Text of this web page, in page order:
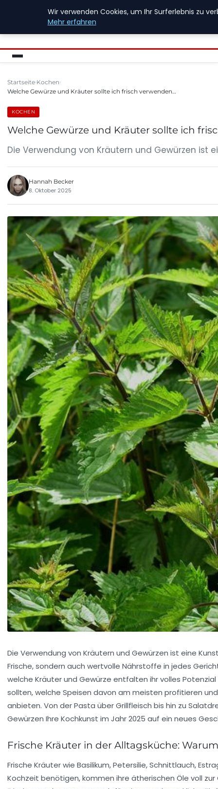
FIREWALLINFO
Startseite Kochen
Welche Gewürze und Kräuter sollte ich frisch verwenden…
KOCHEN
Welche Gewürze und Kräuter sollte ich
Die Verwendung von Kräutern und Gewürzen ist
Hannah Becker
8. Oktober 2025
Die Verwendung von Kräutern und Gewürzen ist eine
Frische, sondern auch wertvolle Nährstoffe in jedes
welche Kräuter und Gewürze entfalten ihr volles
sollten, welche Speisen davon am meisten profitieren
anbieten. Von der Pasta über Grillfleisch bis hin zu
Gewürzen Ihre Kochkunst im Jahr 2025 auf ein neues
Frische Kräuter in der Alltagsküche:
Frische Kräuter wie Basilikum, Petersilie, Schnittlauch,
Kochzeit benötigen, kommen ihre ätherischen Öle voll
Wir verwenden Cookies, um Ihr Surferlebnis zu
Mehr erfahren